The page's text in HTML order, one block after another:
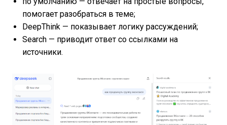
помогает разобраться в теме;
DeepThink — показывает логику рассуждений;
Search — приводит ответ со ссылками на
источники.